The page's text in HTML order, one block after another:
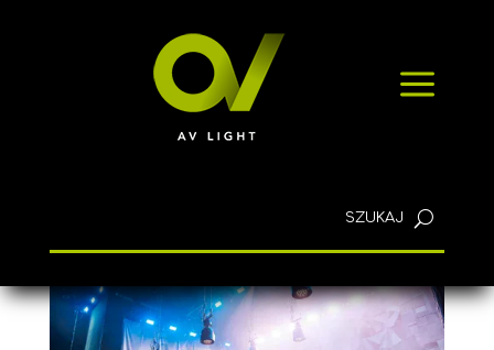
a
KONTAKT